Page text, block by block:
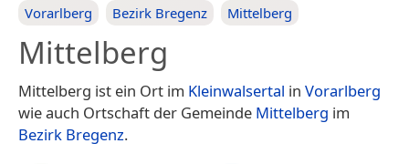
Vorarlberg Bezirk Bregenz Mittelberg
Mittelberg
Mittelberg ist ein Ort im Kleinwalsertal in Vorarlberg
wie auch Ortschaft der Gemeinde Mittelberg im
Bezirk Bregenz.